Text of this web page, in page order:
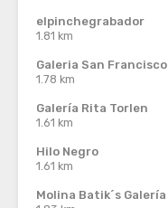
elpinchegrabador
1.81 km
Galeria San Francisco
1.78 km
Galería Rita Torlen
1.61 km
Hilo Negro
1.61 km
Molina Batik´s Galería